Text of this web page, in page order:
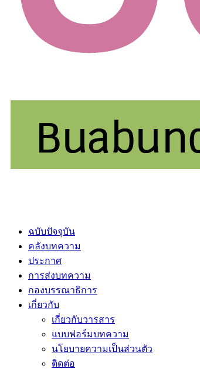
ฉบับปัจจุบัน
คลังบทความ
ประกาศ
การส่งบทความ
กองบรรณาธิการ
เกี่ยวกับ
เกี่ยวกับวารสาร
แบบฟอร์มบทความ
นโยบายความเป็นส่วนตัว
ติดต่อ